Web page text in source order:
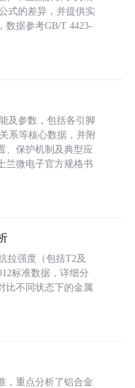
式的差异，并提供实
数据参考GB/T 4423-
及参数，包括各引脚
系等核心数据，并附
、保护机制及典型应
兰微电子官方规格书
拉强度（包括T2及
标准数据，详细分
比不同状态下的金属
，重点分析了铝合金